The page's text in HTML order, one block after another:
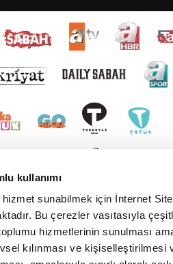
kullanımı
sunabilmek için İnternet
Bu çerezler vasıtasıyla
hizmetlerinin sunulması
kılınması ve